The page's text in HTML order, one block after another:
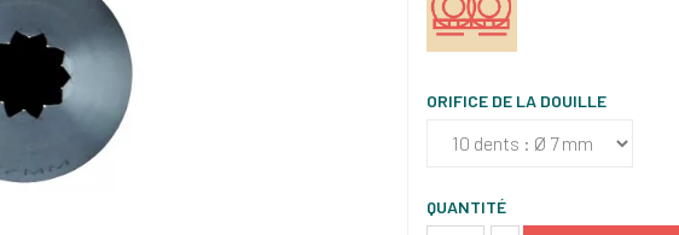
ORIFICE DE LA DOUILLE
QUANTITÉ